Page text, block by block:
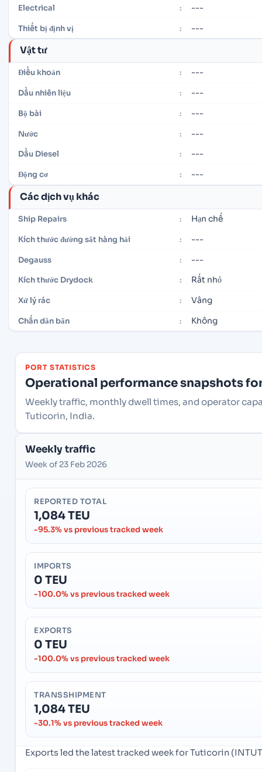
Electrical : ---
Thiết bị định vị : ---
Vật tư
Điều khoản : ---
Dầu nhiên liệu : ---
Bộ bài : ---
Nước : ---
Dầu Diesel : ---
Động cơ : ---
Các dịch vụ khác
Ship Repairs : Hạn chế
Kích thước đường sắt hàng hải : ---
Degauss : ---
Kích thước Drydock : Rất nhỏ
Xử lý rác : Vâng
Chấn dằn bẩn : Không
PORT STATISTICS
Operational performance snapshots
Weekly traffic, monthly dwell times, and operator
Tuticorin, India.
Weekly traffic
Week of 23 Feb 2026
REPORTED TOTAL
1,084 TEU
-95.3% vs previous tracked week
IMPORTS
0 TEU
-100.0% vs previous tracked week
EXPORTS
0 TEU
-100.0% vs previous tracked week
TRANSSHIPMENT
1,084 TEU
-30.1% vs previous tracked week
Exports led the latest tracked week for Tuticorin